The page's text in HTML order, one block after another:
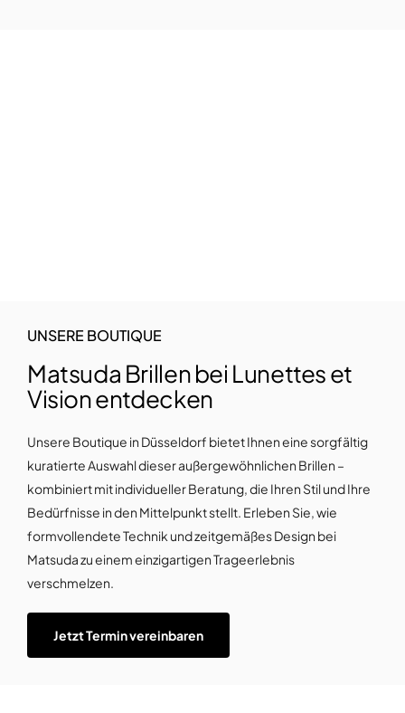
UNSERE BOUTIQUE
Matsuda Brillen bei Lunettes et
Vision entdecken
Unsere Boutique in Düsseldorf bietet Ihnen eine sorgfältig
kuratierte Auswahl dieser außergewöhnlichen Brillen –
kombiniert mit individueller Beratung, die Ihren Stil und Ihre
Bedürfnisse in den Mittelpunkt stellt. Erleben Sie, wie
formvollendete Technik und zeitgemäßes Design bei
Matsuda zu einem einzigartigen Trageerlebnis
verschmelzen.
Jetzt Termin vereinbaren